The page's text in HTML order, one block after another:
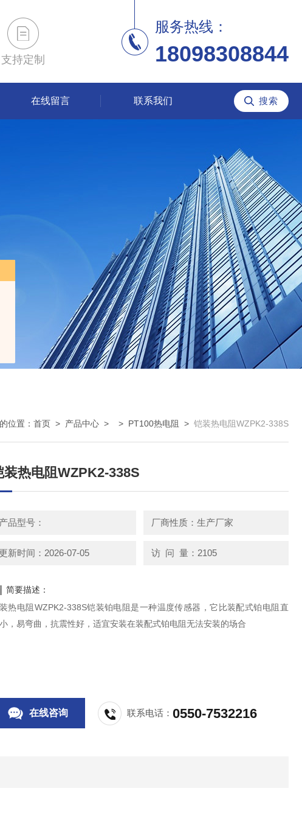
支持定制
服务热线：
18098308844
在线留言 联系我们
位置： 首页 > 产品中心 > > PT100热电阻 > 铠装热电阻WZPK2-338S
装热电阻WZPK2-338S
产品型号： 厂商性质：生产厂家
更新时间：2026-07-05 访 问 量：2105
简要描述：
热电阻WZPK2-338S铠装铂电阻是一种温度传感器，它比装配式铂电阻直
，易弯曲，抗震性好，适宜安装在装配式铂电阻无法安装的场合
在线咨询 联系电话：0550-7532216